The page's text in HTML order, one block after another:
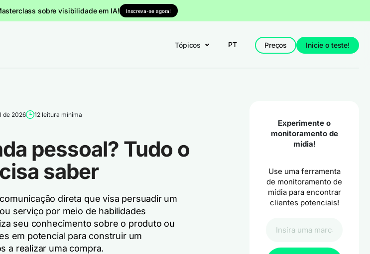
sobre visibilidade em IA! Inscreva-se agora!
Tópicos PT Preços Inicie o teste!
de 2026 12 leitura mínima
pessoal? Tudo o
saber
direta que visa persuadir um
serviço por meio de habilidades
seu conhecimento sobre o produto ou
em potencial para construir um
a realizar uma compra.
Experimente o
monitoramento de
mídia!
Use uma ferramenta
de monitoramento de
mídia para encontrar
clientes potenciais!